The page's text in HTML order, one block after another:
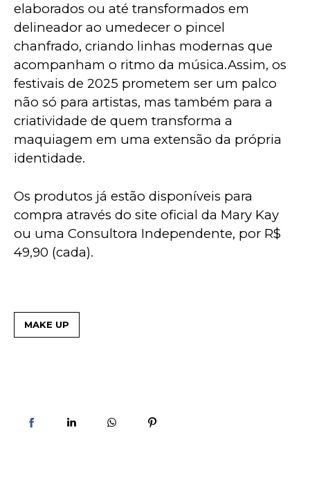
elaborados ou até transformados em
delineador ao umedecer o pincel
chanfrado, criando linhas modernas que
acompanham o ritmo da música.Assim, os
festivais de 2025 prometem ser um palco
não só para artistas, mas também para a
criatividade de quem transforma a
maquiagem em uma extensão da própria
identidade.
Os produtos já estão disponíveis para
compra através do site oficial da Mary Kay
ou uma Consultora Independente, por R$
49,90 (cada).
MAKE UP